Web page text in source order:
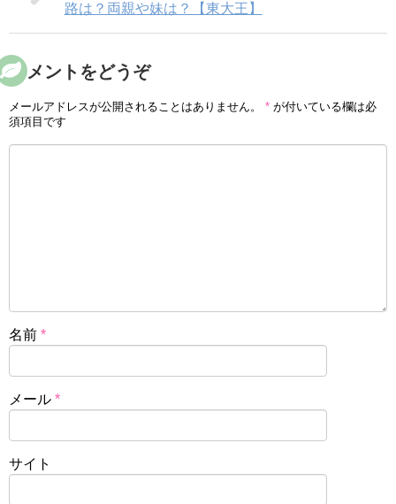
路は？両親や妹は？【東大王】
コメントをどうぞ
メールアドレスが公開されることはありません。 * が付いている欄は必
須項目です
名前 *
メール *
サイト